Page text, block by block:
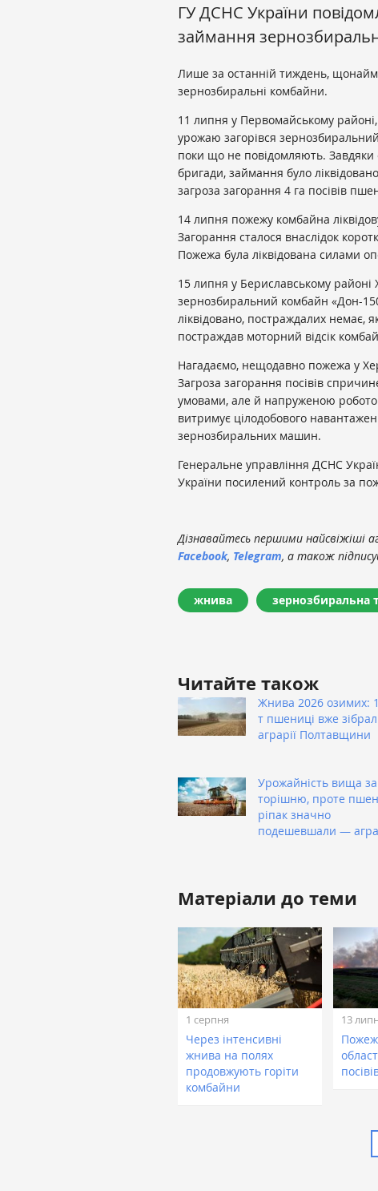
ГУ ДСНС України
займання
Лише за останній тиждень,
зернозбиральні комбайни.
11 липня у Первомайському
урожаю загорівся
поки що не повідомляють. Завдяки
бригади, займання було
загроза загорання 4 га посівів
14 липня пожежу комбайна
Загорання сталося внаслідок
Пожежа була ліквідована силами
15 липня у Бериславському районі
зернозбиральний комбайн «Дон-
ліквідовано, постраждалих
постраждав моторний відсік
Нагадаємо, нещодавно пожежа у
Загроза загорання посівів
умовами, але й напруженою
витримує цілодобового
зернозбиральних машин.
Генеральне управління ДСНС
України посилений контроль за
Дізнавайтесь першими найсвіжіші
Facebook, Telegram, а також
жнива зернозбиральна
Читайте також
Жнива 2026 озимих:
т пшениці вже
аграрії Полтавщини
Урожайність вища за
торішню, проте
ріпак значно
подешевшали —
Матеріали до теми
1 серпня
Через інтенсивні
жнива на полях
продовжують горіти
комбайни
13